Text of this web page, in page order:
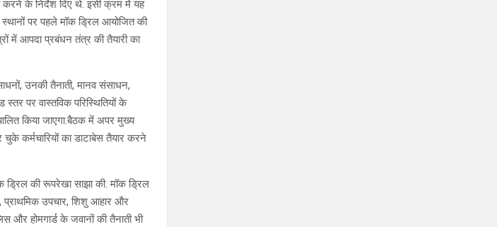
करने के निर्देश दिए थे. इसी क्रम में यह
स्थानों पर पहले मॉक ड्रिल आयोजित की
में आपदा प्रबंधन तंत्र की तैयारी का
उनकी तैनाती, मानव संसाधन,
पर वास्तविक परिस्थितियों के
किया जाएगा.बैठक में अपर मुख्य
कर्मचारियों का डाटाबेस तैयार करने
ड्रिल की रूपरेखा साझा की. मॉक ड्रिल
प्राथमिक उपचार, शिशु आहार और
और होमगार्ड के जवानों की तैनाती भी